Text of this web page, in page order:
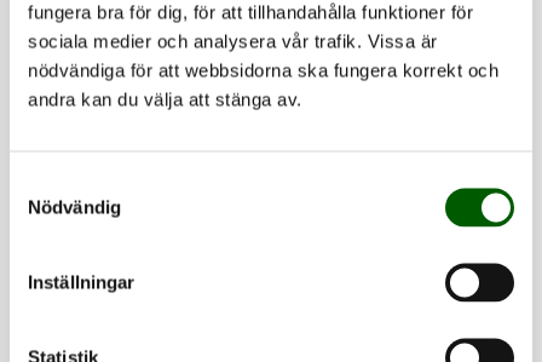
fungera bra för dig, för att tillhandahålla funktioner för
sociala medier och analysera vår trafik. Vissa är
nödvändiga för att webbsidorna ska fungera korrekt och
andra kan du välja att stänga av.
Nödvändig
Inställningar
Statistik
kursytan i Canvas. Även kursrapporten ska vara
tillgänglig via Canvas snarast möjligt, men senast en
månad efter kursens slut.
diskussion om förbättringar. Formerna för detta
avgörs av kursansvarig lärare i samråd med